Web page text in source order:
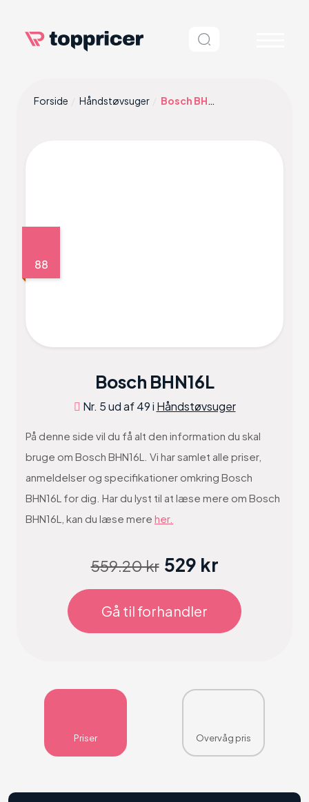
Forside Håndstøvsuger Bosch BHN16L
88
Bosch BHN16L
Nr. 5 ud af 49 i Håndstøvsuger
På denne side vil du få alt den information du skal
bruge om Bosch BHN16L. Vi har samlet alle priser,
anmeldelser og specifikationer omkring Bosch
BHN16L for dig. Har du lyst til at læse mere om Bosch
BHN16L, kan du læse mere her.
559.20 kr 529 kr
Gå til forhandler
Priser Overvåg pris